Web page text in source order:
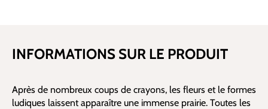
INFORMATIONS SUR LE PRODUIT
Après de nombreux coups de crayons, les fleurs et le formes
ludiques laissent apparaître une immense prairie. Toutes les